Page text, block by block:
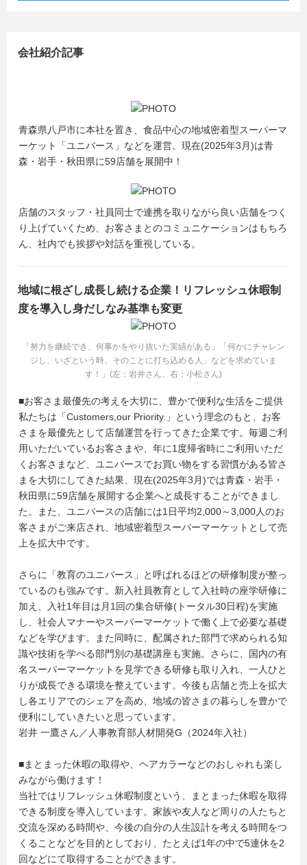
会社紹介記事
青森県八戸市に本社を置き、食品中心の地域密着型スーパーマ
ーケット「ユニバース」などを運営。現在(2025年3月)は青
森・岩手・秋田県に59店舗を展開中！
店舗のスタッフ・社員同士で連携を取りながら良い店舗をつく
り上げていくため、お客さまとのコミュニケーションはもちろ
ん、社内でも挨拶や対話を重視している。
地域に根ざし成長し続ける企業！リフレッシュ休暇制
度を導入し身だしなみ基準も変更
「努力を継続でき、何事かをやり抜いた実績がある」「何かにチャレン
ジし、いざという時、そのことに打ち込める人」などを求めていま
す！」(左：岩井さん、右：小松さん)
■お客さま最優先の考えを大切に、豊かで便利な生活をご提供
私たちは「Customers,our Priority.」という理念のもと、お客
さまを最優先として店舗運営を行ってきた企業です。毎週ご利
用いただいているお客さまや、年に1度帰省時にご利用いただ
くお客さまなど、ユニバースでお買い物をする習慣がある皆さ
まを大切にしてきた結果、現在(2025年3月)では青森・岩手・
秋田県に59店舗を展開する企業へと成長することができまし
た。また、ユニバースの店舗には1日平均2,000～3,000人のお
客さまがご来店され、地域密着型スーパーマーケットとして売
上を拡大中です。
さらに「教育のユニバース」と呼ばれるほどの研修制度が整っ
ているのも強みです。新入社員教育として入社時の座学研修に
加え、入社1年目は月1回の集合研修(トータル30日程)を実施
し、社会人マナーやスーパーマーケットで働く上で必要な基礎
などを学びます。また同時に、配属された部門で求められる知
識や技術を学べる部門別の基礎講座も実施。さらに、国内の有
名スーパーマーケットを見学できる研修も取り入れ、一人ひと
りが成長できる環境を整えています。今後も店舗と売上を拡大
し各エリアでのシェアを高め、地域の皆さまの暮らしを豊かで
便利にしていきたいと思っています。
岩井 一鷹さん／人事教育部人材開発G（2024年入社）
■まとまった休暇の取得や、ヘアカラーなどのおしゃれも楽し
みながら働けます！
当社ではリフレッシュ休暇制度という、まとまった休暇を取得
できる制度を導入しています。家族や友人など周りの人たちと
交流を深める時間や、今後の自分の人生設計を考える時間をつ
くることなどを目的としており、たとえば1年の中で5連休を2
回などにて取得することができます。